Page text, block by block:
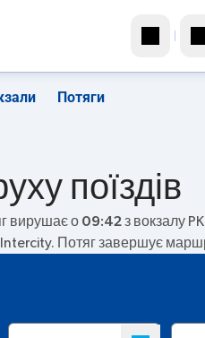
Потяги
поїздів
вирушає о 09:42з вокзалу
Intercity. Потяг завершує